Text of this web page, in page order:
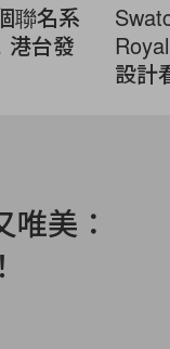
聯名系
港台發
設計
美：